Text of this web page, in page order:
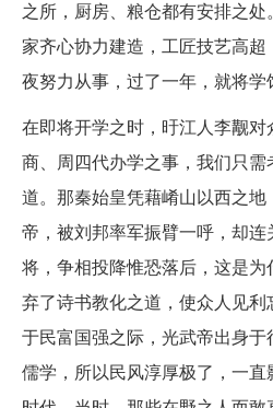
之所，厨房、粮仓都有安排之
家齐心协力建造，工匠技艺高
夜努力从事，过了一年，就将学
在即将开学之时，旴江人李觏对
商、周四代办学之事，我们只
道。那秦始皇凭藉崤山以西之
帝，被刘邦率军振臂一呼，却
将，争相投降惟恐落后，这是
弃了诗书教化之道，使众人见
于民富国强之际，光武帝出身
儒学，所以民风淳厚极了，一